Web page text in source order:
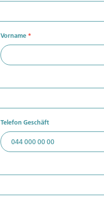
Vorname *
Telefon Geschäft
Sie sind bereits Mitglied?